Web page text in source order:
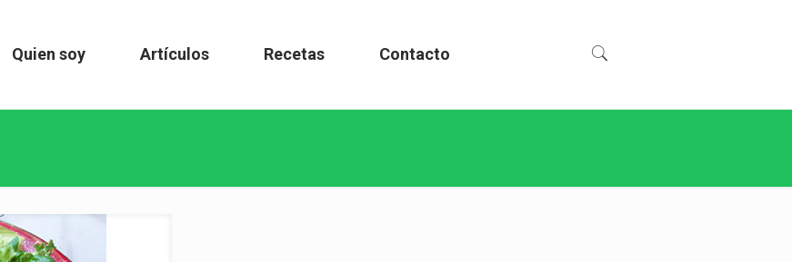
Quien soy Artículos Recetas Contacto